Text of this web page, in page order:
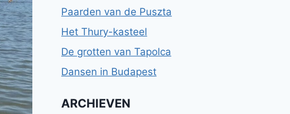
Paarden van de Puszta
Het Thury-kasteel
De grotten van Tapolca
Dansen in Budapest
ARCHIEVEN